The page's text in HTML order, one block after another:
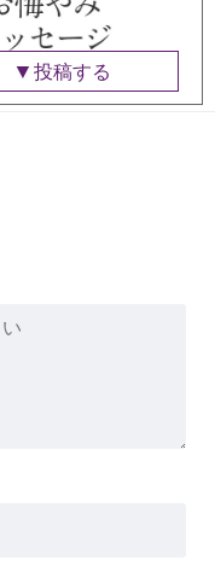
投稿する